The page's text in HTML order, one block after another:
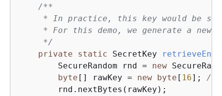
/**
* In practice, this key would be
* For this demo, we generate a new
     */
private
static SecretKey
        SecureRandom rnd =
new
byte [] rawKey = new byte [ 16]; //
        rnd.nextBytes(rawKey);